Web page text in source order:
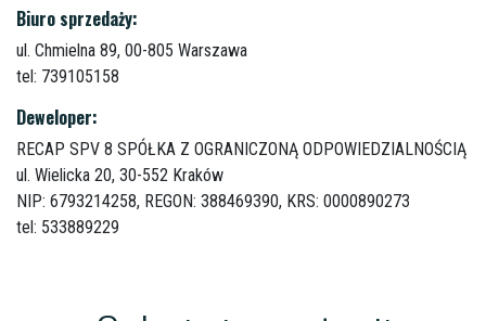
Biuro sprzedaży:
ul. Chmielna 89, 00-805 Warszawa
tel: 739105158
Deweloper:
RECAP SPV 8 SPÓŁKA Z OGRANICZONĄ ODPOWIEDZIALNOŚCIĄ
ul. Wielicka 20, 30-552 Kraków
NIP: 6793214258, REGON: 388469390, KRS: 0000890273
tel: 533889229